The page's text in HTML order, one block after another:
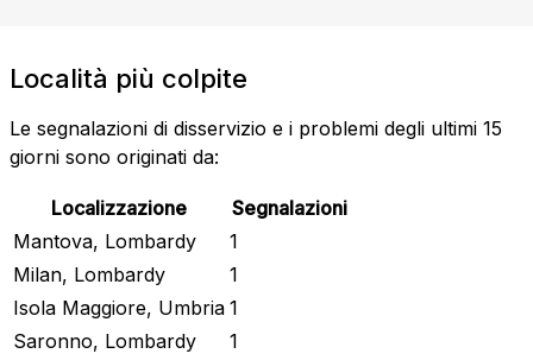
Località più colpite
Le segnalazioni di disservizio e i problemi degli ultimi 15
giorni sono originati da:
Localizzazione
Segnalazioni
Mantova, Lombardy
1
Milan, Lombardy
1
Isola Maggiore, Umbria 1
Saronno, Lombardy
1